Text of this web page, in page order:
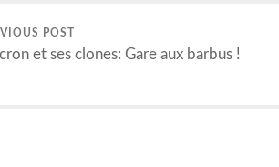
POST
et ses clones: Gare aux barbus !